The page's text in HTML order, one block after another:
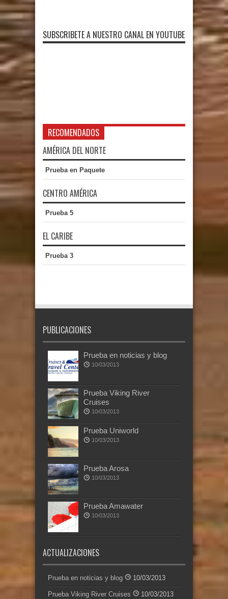
SUBSCRIBETE A NUESTRO CANAL EN YOUTUBE
RECOMENDADOS
AMÉRICA DEL NORTE
Prueba en Paquete
CENTRO AMÉRICA
Prueba 5
EL CARIBE
Prueba 3
PUBLICACIONES
Prueba en noticias y blog
10/03/2013
Prueba Viking River
Cruises
10/03/2013
Prueba Uniworld
10/03/2013
Prueba Arosa
10/03/2013
Prueba Amawater
10/03/2013
ACTUALIZACIONES
Prueba en noticias y blog 10/03/2013
Prueba Viking River Cruises 10/03/2013